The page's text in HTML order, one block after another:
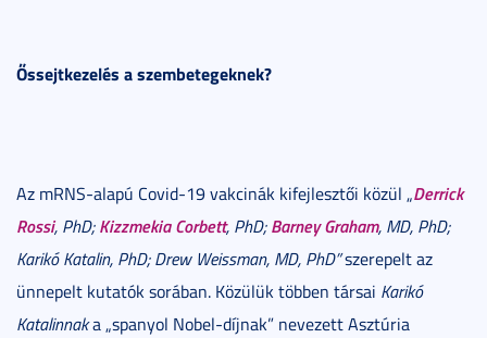
Őssejtkezelés a szembetegeknek?
Az mRNS-alapú Covid-19 vakcinák kifejlesztői közül „Derrick
Rossi, PhD;Kizzmekia Corbett, PhD;Barney Graham, MD, PhD;
Karikó Katalin, PhD; Drew Weissman, MD, PhD”szerepelt az
ünnepelt kutatók sorában. Közülük többen társai Karikó
Katalinnaka „spanyol Nobel-díjnak” nevezett Asztúria